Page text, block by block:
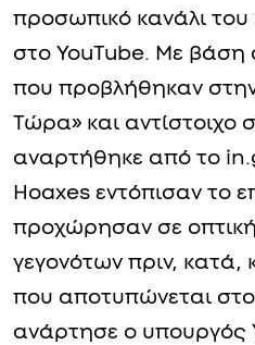
προσωπικό κανάλι του
στο YouTube. Με βάση
που προβλήθηκαν στην
Τώρα» και αντίστοιχο
αναρτήθηκε από το
Hoaxes εντόπισαν το
προχώρησαν σε
γεγονότων πριν, κατά,
που αποτυπώνεται
ανάρτησε ο υπουργός